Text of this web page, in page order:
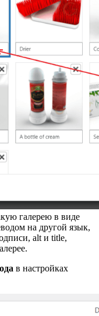
галерею в виде
на другой язык,
alt и title,
в настройках